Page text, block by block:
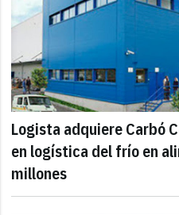
Logista adquiere Carbó
en logística del frío en
millones